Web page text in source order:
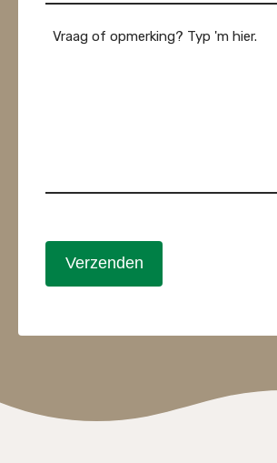
Bericht
Verzenden